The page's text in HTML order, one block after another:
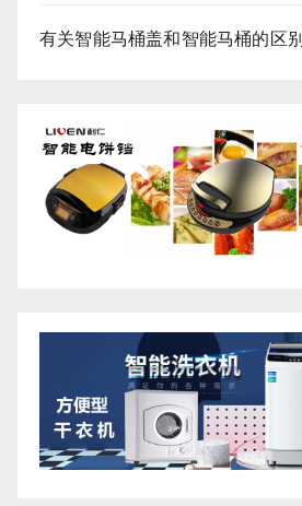
有关智能马桶盖和智能马桶的区别